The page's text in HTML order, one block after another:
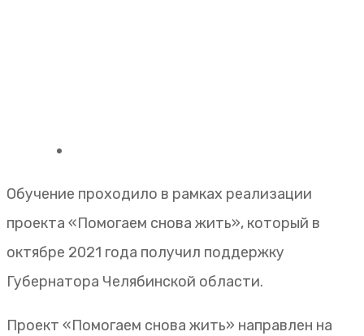
Обучение проходило в рамках реализации
проекта «Помогаем снова жить», который в
октябре 2021 года получил поддержку
Губернатора Челябинской области.
Проект «Помогаем снова жить» направлен на